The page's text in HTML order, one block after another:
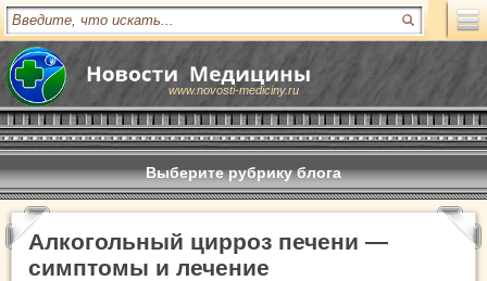
www.novosti-mediciny.ru
Выберите рубрику блога
Алкогольный цирроз печени —
симптомы и лечение